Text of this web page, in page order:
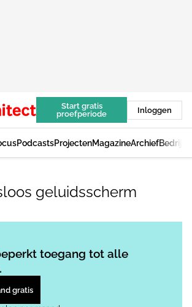
Start gratis
proefperiode
Inloggen
PodcastsProjectenMagazineArchief
geluidsscherm
toegang tot alle
gratis